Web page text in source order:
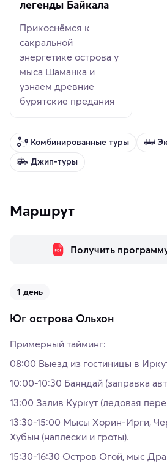
легенды Байкала
Прикоснёмся к
сакральной
энергетике острова у
мыса Шаманка и
узнаем древние
бурятские предания
Комбинированные туры
Джип-туры
Маршрут
Получить
1 день
Юг острова Ольхон
Примерный тайминг:
08:00 Выезд из гостиницы в
10:00-10:30 Баяндай (заправка
13:00 Залив Куркут (ледовая
13:30-15:00 Мысы Хорин-Ирги,
Хубын (наплески и гроты).
15:30-16:30 Остров Огой, мыс